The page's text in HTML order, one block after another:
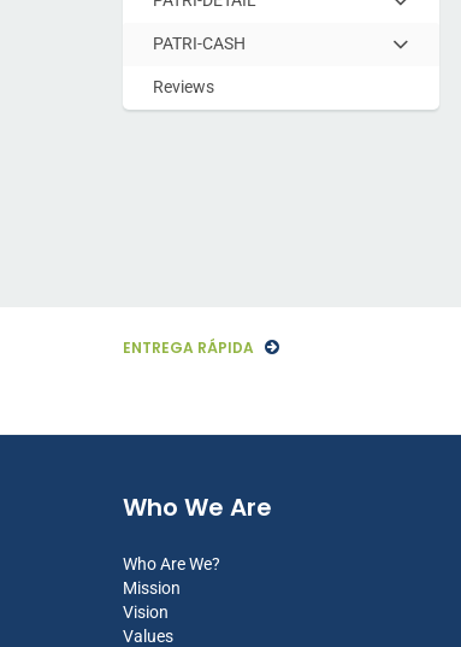
expand
Hit
enter
expand
submenu
Hit
enter
PATRI-CASH
Reviews
ENTREGA RÁPIDA
Who We Are
Who Are We?
Mission
Vision
Values